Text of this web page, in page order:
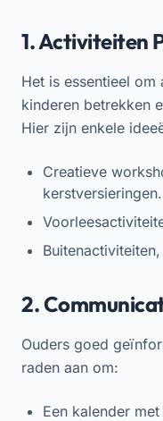
1. Activiteiten
Het is essentieel
kinderen betrekken
Hier zijn enkele
Creatieve
kerstversieringen.
2.
Ouders goed
raden aan om:
Een kalender